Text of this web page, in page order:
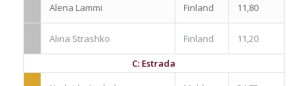
Alena Lammi Finland 11,80
Alina Strashko Finland
11,20
C: Estrada